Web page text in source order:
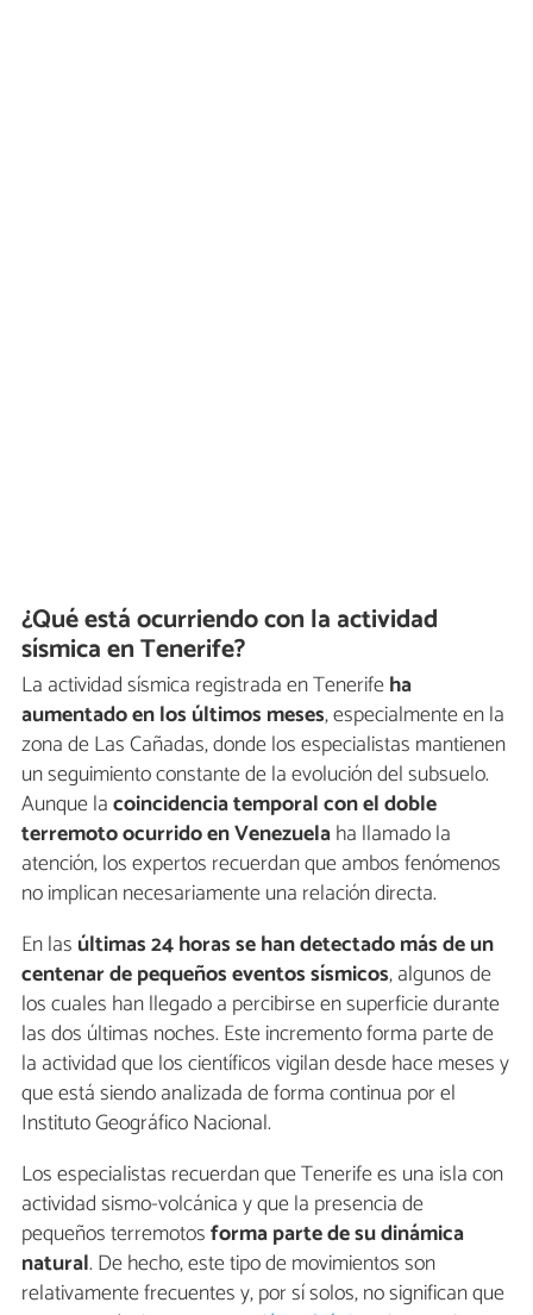
¿Qué está ocurriendo con la actividad
sísmica en Tenerife?
La actividad sísmica registrada en Tenerifeha
aumentado en los últimos meses, especialmente en la
zona de Las Cañadas, donde los especialistas mantienen
un seguimiento constante de la evolución del subsuelo.
Aunque lacoincidencia temporal con el doble
terremoto ocurrido en Venezuelaha llamado la
atención, los expertos recuerdan que ambos fenómenos
no implican necesariamente una relación directa.
En las últimas 24 horas se han detectado más de un
centenar de pequeños eventos sísmicos, algunos de
los cuales han llegado a percibirse en superficie durante
las dos últimas noches. Este incremento forma parte de
la actividad que los científicos vigilan desde hace meses y
que está siendo analizada de forma continua por el
Instituto Geográfico Nacional.
Los especialistas recuerdan que Tenerife es una isla con
actividad sismo-volcánica y que la presencia de
pequeños terremotosforma parte de su dinámica
natural. De hecho, este tipo de movimientos son
relativamente frecuentes y, por sí solos, no significan que